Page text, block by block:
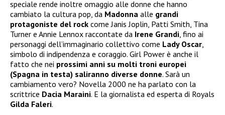
speciale rende inoltre omaggio alle donne che hanno
cambiato la cultura pop, da Madonna alle grandi
protagoniste del rock come Janis Joplin, Patti Smith, Tina
Turner e Annie Lennox raccontate da Irene Grandi, fino ai
personaggi dell’immaginario collettivo come Lady Oscar,
simbolo di indipendenza e coraggio. Girl Power è anche il
fatto che nei prossimi anni su molti troni europei
(Spagna in testa) saliranno diverse donne. Sarà un
cambiamento vero? Novella 2000 ne ha parlato con la
scrittrice Dacia Maraini. E la giornalista ed esperta di Royals
Gilda Faleri.